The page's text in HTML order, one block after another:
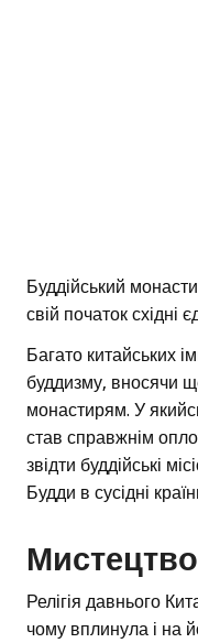
Буддійський
свій початок східні
Багато китайських
буддизму, вносячи
монастирям. У
став справжнім
звідти буддійські
Будди в сусідні
Мистецтво
Релігія давнього
чому вплинула і на